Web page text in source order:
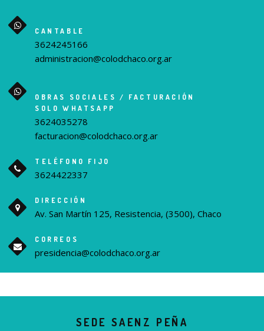
CANTABLE
3624245166
administracion@colodchaco.org.ar
OBRAS SOCIALES / FACTURACIÓN
SOLO WHATSAPP
3624035278
facturacion@colodchaco.org.ar
TELÉFONO FIJO
3624422337
DIRECCIÓN
Av. San Martín 125, Resistencia, (3500), Chaco
CORREOS
presidencia@colodchaco.org.ar
SEDE SAENZ PEÑA